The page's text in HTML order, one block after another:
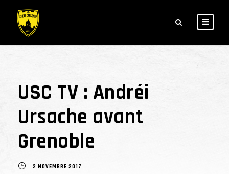
USC TV : Andréi
Ursache avant
Grenoble
2 NOVEMBRE 2017